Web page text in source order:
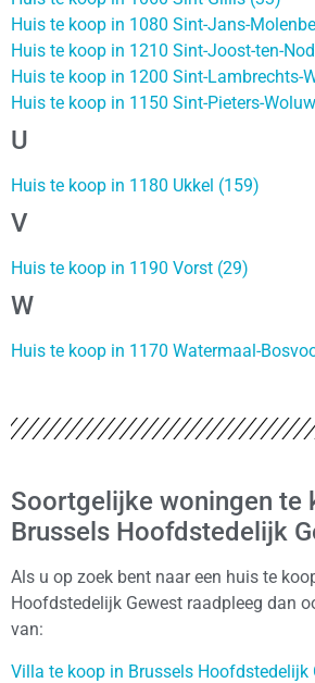
Huis te koop in 1080 Sint-Jans-
Huis te koop in 1210 Sint-Joost-ten-
Huis te koop in 1200 Sint-Lambrechts-
Huis te koop in 1150 Sint-Pieters-
U
Huis te koop in 1180 Ukkel (159)
V
Huis te koop in 1190 Vorst (29)
W
Huis te koop in 1170 Watermaal-
Soortgelijke woningen te
Brussels Hoofdstedelijk
Als u op zoek bent naar een huis te
Hoofdstedelijk Gewest raadpleeg dan
van:
Villa te koop in Brussels Hoofdstedelijk